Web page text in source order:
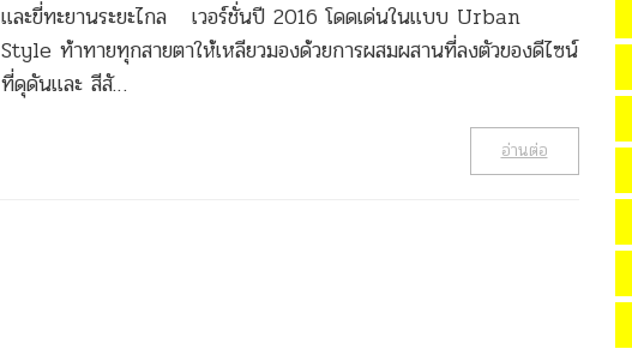
และขี่ทะยานระยะไกล เวอร์ชั่นปี 2016 โดดเด่นในแบบ Urban
Style ท้าทายทุกสายตาให้เหลียวมองด้วยการผสมผสานที่ลงตัวของดีไซน์
ที่ดุดันและ สีสั…
อ่านต่อ